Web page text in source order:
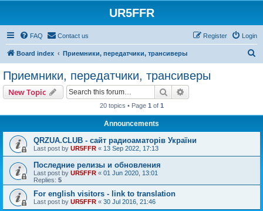
UR5FFR
FAQ Contact us Login
Register
Board index Приемники, передатчики, трансиверы
Приемники, передатчики, трансиверы
New Topic Search
20 topics • Page 1 of 1
Announcements
QRZUA.CLUB - сайт радиоаматорів України
Last post by UR5FFR « 13 Sep 2022, 17:13
Последние релизы и обновления
Last post by UR5FFR « 01 Jun 2020, 13:01
Replies: 5
For english visitors - link to translation
Last post by UR5FFR « 30 Jul 2016, 21:46